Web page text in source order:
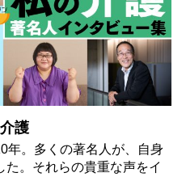
護
年。多くの著名人が、自身
。それらの貴重な声をイ